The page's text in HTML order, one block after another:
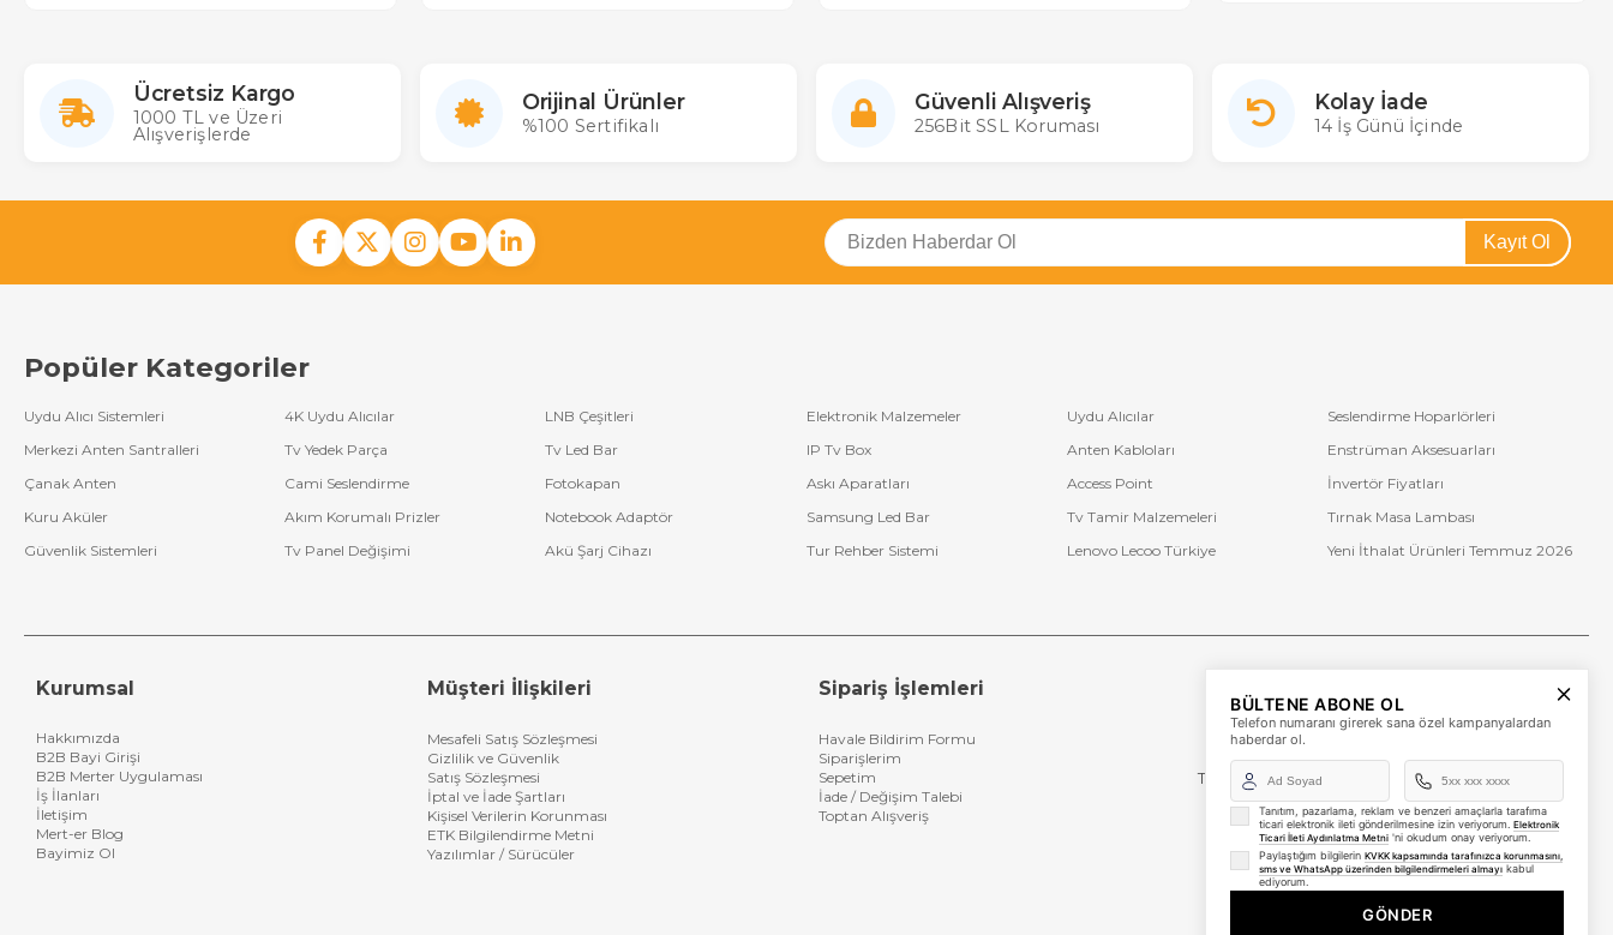
Ücretsiz Kargo
1000 TL ve Üzeri
Alışverişlerde
Orijinal Ürünler
%100 Sertifikalı
Güvenli Alışveriş
256Bit SSL Koruması
Kolay İade
14 İş Günü İçinde
Kayıt Ol
Popüler Kategoriler
Uydu Alıcı Sistemleri 4K Uydu Alıcılar LNB Çeşitleri Elektronik Malzemeler Uydu Alıcılar
Seslendirme Hoparlörleri
Merkezi Anten Santralleri
Tv Yedek Parça Tv Led Bar IP Tv Box Anten Kabloları
Enstrüman Aksesuarları
Çanak Anten
Cami Seslendirme Fotokapan Askı Aparatları Access Point
İnvertör Fiyatları
Kuru Aküler
Akım Korumalı Prizler Notebook Adaptör Samsung Led Bar Tv Tamir Malzemeleri
Tırnak Masa Lambası
Güvenlik Sistemleri
Tv Panel Değişimi Akü Şarj Cihazı Tur Rehber Sistemi Lenovo Lecoo Türkiye Yeni İthalat Ürünleri Temmuz 2026
Kurumsal
Hakkımızda
B2B Bayi Girişi
B2B Merter Uygulaması
İş İlanları
İletişim
Mert-er Blog
Bayimiz Ol
Müşteri İlişkileri
Mesafeli Satış Sözleşmesi
Gizlilik ve Güvenlik
Satış Sözleşmesi
İptal ve İade Şartları
Kişisel Verilerin Korunması
ETK Bilgilendirme Metni
Yazılımlar / Sürücüler
Sipariş İşlemleri
Havale Bildirim Formu
Siparişlerim
Sepetim
İade / Değişim Talebi
Toptan Alışveriş
+90 (850) 473 08 08
Tevfik Bey Mah. Dr. Ali Demir Cd. No:51 Kat:2 Kobi İş
Merkezi
Küçükçekmece / İstanbul
BÜLTENE ABONE OL
Telefon numaranı girerek sana özel kampanyalardan
haberdar ol.
Tanıtım, pazarlama, reklam ve benzeri amaçlarla tarafıma
ticari elektronik ileti gönderilmesine izin veriyorum. Elektronik
Ticari İleti Aydınlatma Metni 'ni okudum onay veriyorum.
Paylaştığım bilgilerin KVKK kapsamında tarafınızca korunmasını,
sms ve WhatsApp üzerinden bilgilendirmeleri almayı kabul
ediyorum.
GÖNDER